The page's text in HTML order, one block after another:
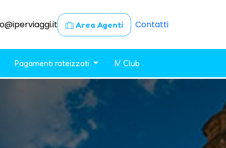
Area Agenti Contatti
Pagamenti rateizzati IV Club